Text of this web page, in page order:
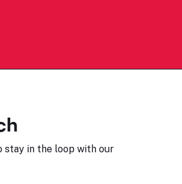
stay in the loop with our